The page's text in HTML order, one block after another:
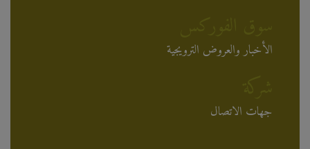
الأخبار والعروض الترويجية
جهات الاتصال